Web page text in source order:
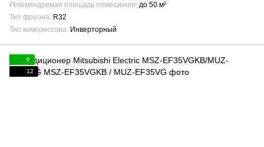
Рекомендуемая площадь помещения до 50 м²
Тип фреона R32
Тип компрессора Инверторный
6
12